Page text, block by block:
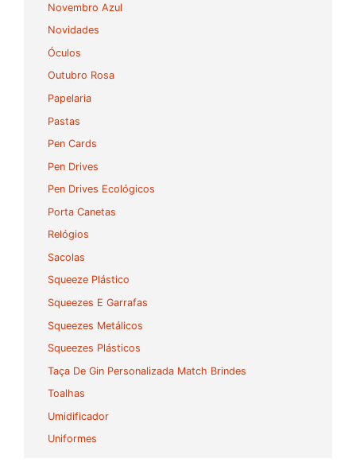
Novembro Azul
Novidades
Óculos
Outubro Rosa
Papelaria
Pastas
Pen Cards
Pen Drives
Pen Drives Ecológicos
Porta Canetas
Relógios
Sacolas
Squeeze Plástico
Squeezes E Garrafas
Squeezes Metálicos
Squeezes Plásticos
Taça De Gin Personalizada Match Brindes
Toalhas
Umidificador
Uniformes